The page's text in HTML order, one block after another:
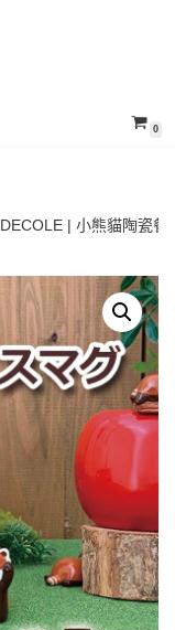
0
DECOLE | 小熊貓陶瓷餐